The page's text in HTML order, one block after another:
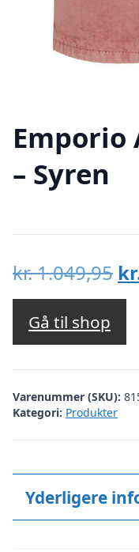
Emporio
– Syren
kr.1.049,95
var:
Gå til shop
Varenummer (SKU):
Kategori: Produkter
Yderligere